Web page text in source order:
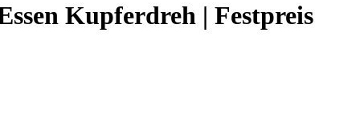
Kupferdreh | Festpreis